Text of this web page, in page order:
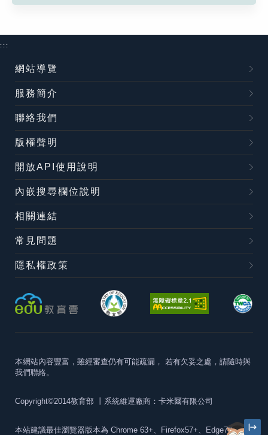
:::
網站導覽
服務簡介
聯絡我們
版權聲明
開放API使用說明
內嵌搜尋欄位說明
相關連結
常見問題
隱私權政策
本網站內容豐富，雖經審查仍有可能疏漏， 若有欠妥之處，請隨時與
我們聯絡。
Copyright©2014教育部 丨系統維運廠商：卡米爾有限公司
本站建議最佳瀏覽器版本為 Chrome 63+、Firefox57+、Edge79+及